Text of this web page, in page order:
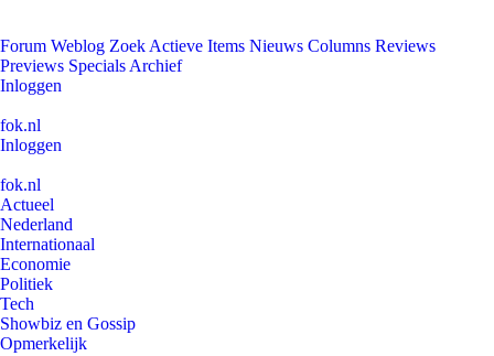
Forum Weblog Zoek Actieve Items Nieuws Columns Reviews
Previews Specials Archief
Inloggen
fok.nl
Inloggen
fok.nl
Actueel
Nederland
Internationaal
Economie
Politiek
Tech
Showbiz en Gossip
Opmerkelijk